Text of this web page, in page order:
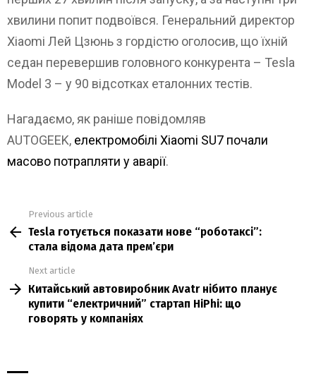
хвилини попит подвоївся. Генеральний директор
Xiaomi Лей Цзюнь з гордістю оголосив, що їхній
седан перевершив головного конкурента – Tesla
Model 3 – у 90 відсотках еталонних тестів.
Нагадаємо, як раніше повідомляв
AUTOGEEK, електромобілі Xiaomi SU7 почали
масово потрапляти у аварії.
more
Previous article
Tesla готується показати нове “роботаксі”:
стала відома дата прем’єри
Next article
Китайський автовиробник Avatr нібито планує
купити “електричний” стартап HiPhi: що
говорять у компаніях